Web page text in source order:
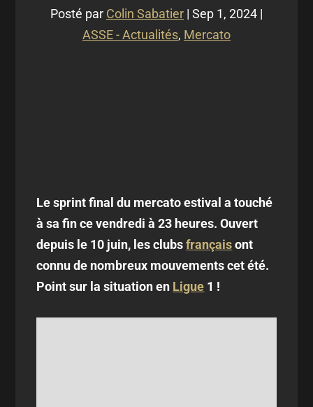
Posté par Colin Sabatier | Sep 1, 2024 |
ASSE - Actualités, Mercato
Le sprint final du mercato estival a touché
à sa fin ce vendredi à 23 heures. Ouvert
depuis le 10 juin, les clubsfrançaisont
connu de nombreux mouvements cet été.
Point sur la situation en Ligue 1 !